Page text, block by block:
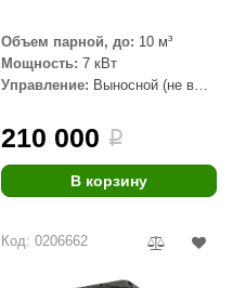
Объем парной, до: 10 м³
Мощность: 7 кВт
Управление: Выносной (не в
210 000 i
В корзину
Код: 0206662